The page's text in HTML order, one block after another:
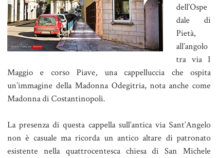
dell’Ospe
dale di
Pietà,
all’angolo
tra via I
Maggio e corso Piave, una cappelluccia che ospita
un’immagine della Madonna Odegitria, nota anche come
Madonna di Costantinopoli.
La presenza di questa cappella sull’antica via Sant’Angelo
non è casuale ma ricorda un antico altare di patronato
esistente nella quattrocentesca chiesa di San Michele